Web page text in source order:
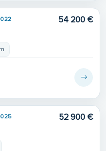
54 200 €
52 900 €